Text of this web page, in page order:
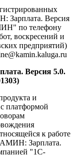
Зарплата. Версия
по телефону
воскресений и
предприятий)
Версия 5.0.
и
платформой
к работе
Зарплата.
"1С-